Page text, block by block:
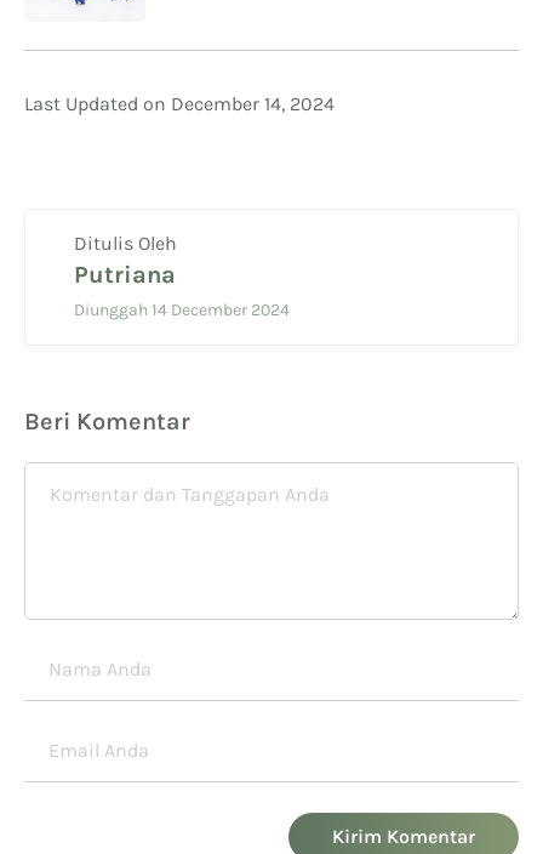
Last Updated on December 14, 2024
Ditulis Oleh
Putriana
Diunggah 14 December 2024
Beri Komentar
Kirim Komentar